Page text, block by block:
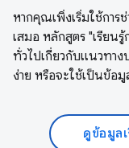
หากคุณเพิ่งเริ่มใช้การ
เสมอ หลักสูตร "เรียนรู้
ทั่วไปเกี่ยวกับแนวทาง
ง่าย หรือจะใช้เป็นข้อมู
ดูข้อมูล